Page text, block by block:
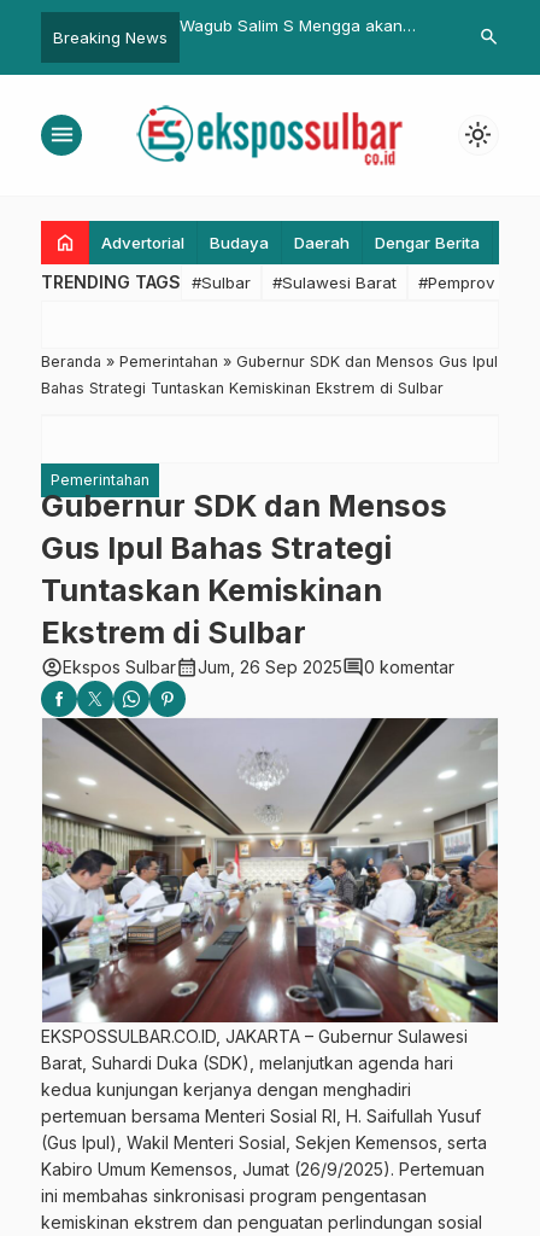
Breaking News
Unsur Jadi Atensi
Wagub Salim S Mengga akan
Pantai Manakarra, Presiden
untuk Sulbar
Bupati
BPJS
search
menu light_mode
home Advertorial Budaya Daerah Dengar Berita
TRENDING TAGS #Sulbar #Sulawesi Barat #Pemprov
Beranda » Pemerintahan » Gubernur SDK dan Mensos Gus Ipul
Bahas Strategi Tuntaskan Kemiskinan Ekstrem di Sulbar
Pemerintahan
Gubernur SDK dan Mensos
Gus Ipul Bahas Strategi
Tuntaskan Kemiskinan
Ekstrem di Sulbar
account_circleEkspos Sulbarcalendar_monthJum, 26 Sep 2025comment0 komentar
EKSPOSSULBAR.CO.ID, JAKARTA – Gubernur Sulawesi
Barat, Suhardi Duka (SDK), melanjutkan agenda hari
kedua kunjungan kerjanya dengan menghadiri
pertemuan bersama Menteri Sosial RI, H. Saifullah Yusuf
(Gus Ipul), Wakil Menteri Sosial, Sekjen Kemensos, serta
Kabiro Umum Kemensos, Jumat (26/9/2025). Pertemuan
ini membahas sinkronisasi program pengentasan
kemiskinan ekstrem dan penguatan perlindungan sosial